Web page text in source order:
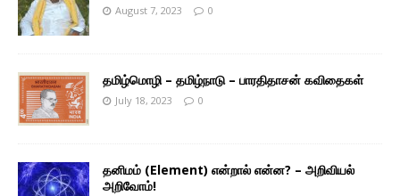
August 7, 2023 0
தமிழ்மொழி – தமிழ்நாடு – பாரதிதாசன் கவிதைகள்
July 18, 2023 0
தனிமம் (Element) என்றால் என்ன? – அறிவியல்
அறிவோம்!